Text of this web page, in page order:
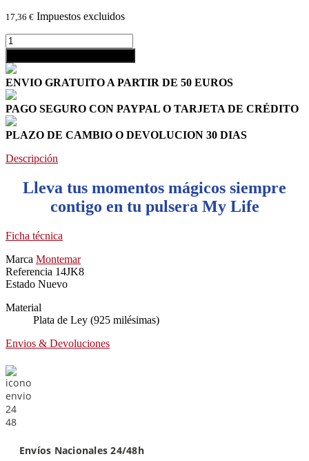
17,36 € Impuestos excluidos
ENVIO GRATUITO A PARTIR DE 50 EUROS
PAGO SEGURO CON PAYPAL O TARJETA DE CRÉDITO
PLAZO DE CAMBIO O DEVOLUCION 30 DIAS
Descripción
Lleva tus momentos mágicos siempre
contigo en tu pulsera My Life
Ficha técnica
Marca Montemar
Referencia 14JK8
Estado Nuevo
Material
Plata de Ley (925 milésimas)
Envios & Devoluciones
Envíos Nacionales 24/48h